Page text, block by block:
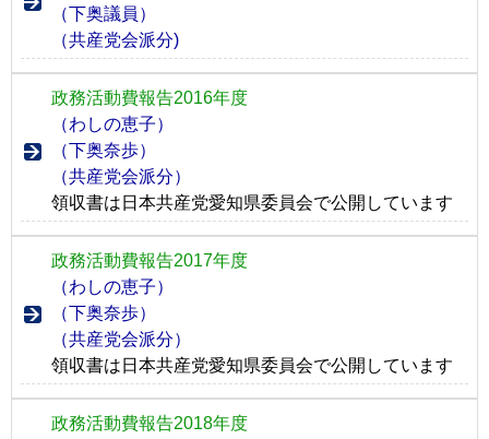
（下奥議員）
（共産党会派分)
政務活動費報告2016年度
（わしの恵子）
（下奥奈歩）
（共産党会派分）
領収書は日本共産党愛知県委員会で公開しています
政務活動費報告2017年度
（わしの恵子）
（下奥奈歩）
（共産党会派分）
領収書は日本共産党愛知県委員会で公開しています
政務活動費報告2018年度